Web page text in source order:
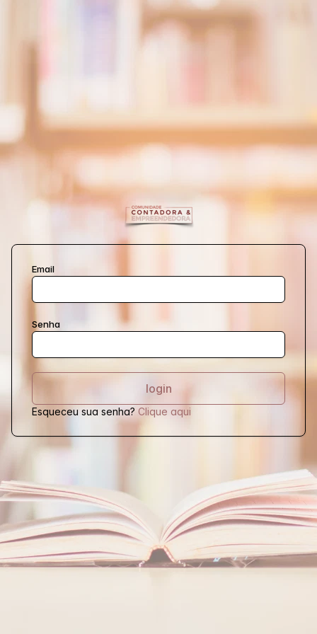
Email
Senha
Esqueceu sua senha? Clique aqui